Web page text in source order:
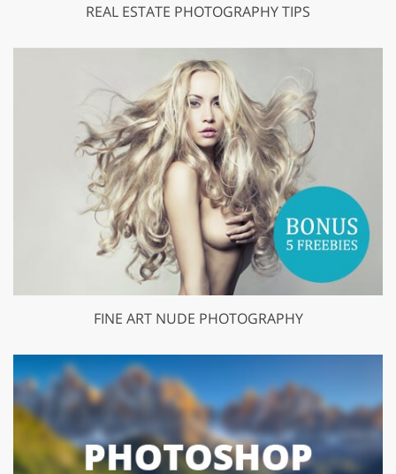
REAL ESTATE PHOTOGRAPHY TIPS
FINE ART NUDE PHOTOGRAPHY